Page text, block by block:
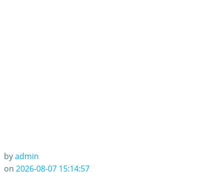
byadmin
on 2026-08-07 15:14:57